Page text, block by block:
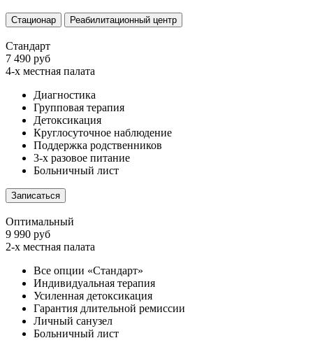
Стационар Реабилитационный центр
Стандарт
7 490 руб
4-х местная палата
Диагностика
Групповая терапия
Детоксикация
Круглосуточное наблюдение
Поддержка родственников
3-х разовое питание
Больничный лист
Записаться
Оптимальный
9 990 руб
2-х местная палата
Все опции «Стандарт»
Индивидуальная терапия
Усиленная детоксикация
Гарантия длительной ремиссии
Личный санузел
Больничный лист